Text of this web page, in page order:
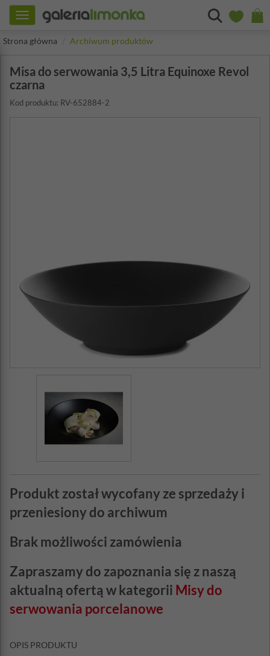
Toggle
navigation
Strona główna
Archiwum produktów
Misa do serwowania 3,5 Litra Equinoxe Revol
czarna
Kod produktu: RV-652884-2
Produkt został wycofany ze sprzedaży i
przeniesiony do archiwum
Brak możliwości zamówienia
Zapraszamy do zapoznania się z naszą
aktualną ofertą w kategorii Misy do
serwowania porcelanowe
OPIS PRODUKTU